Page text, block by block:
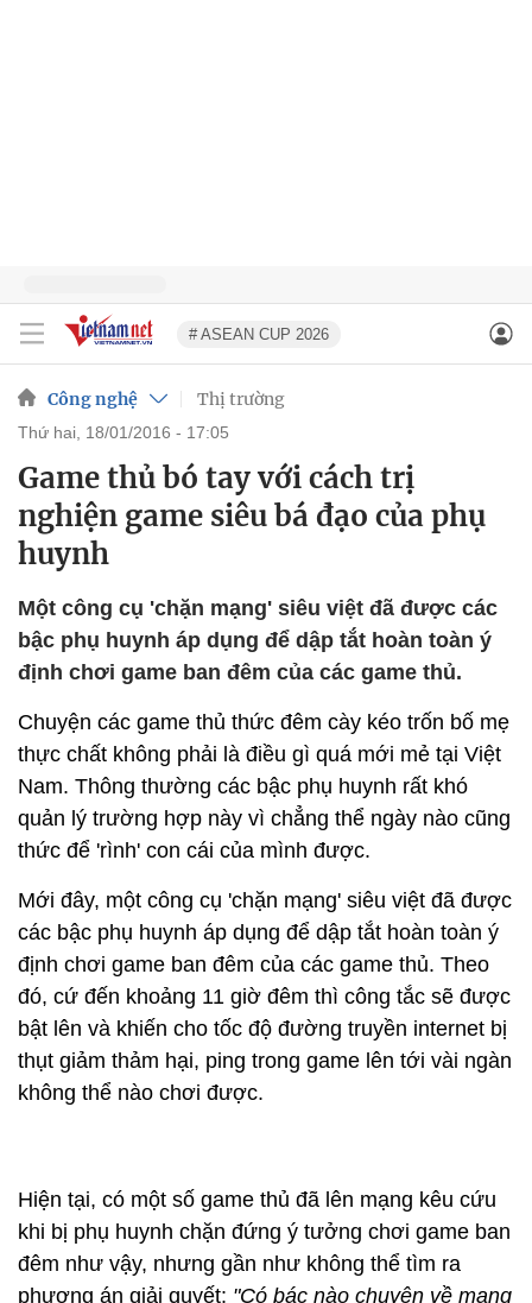
# ASEAN CUP 2026
Công nghệ Thị trường
thứ hai, 18/01/2016 - 17:05
Game thủ bó tay với cách trị
nghiện game siêu bá đạo của phụ
huynh
Một công cụ 'chặn mạng' siêu việt đã được các
bậc phụ huynh áp dụng để dập tắt hoàn toàn ý
định chơi game ban đêm của các game thủ.
Chuyện các game thủ thức đêm cày kéo trốn bố mẹ
thực chất không phải là điều gì quá mới mẻ tại Việt
Nam. Thông thường các bậc phụ huynh rất khó
quản lý trường hợp này vì chẳng thể ngày nào cũng
thức để 'rình' con cái của mình được.
Mới đây, một công cụ 'chặn mạng' siêu việt đã được
các bậc phụ huynh áp dụng để dập tắt hoàn toàn ý
định chơi game ban đêm của các game thủ. Theo
đó, cứ đến khoảng 11 giờ đêm thì công tắc sẽ được
bật lên và khiến cho tốc độ đường truyền internet bị
thụt giảm thảm hại, ping trong game lên tới vài ngàn
không thể nào chơi được.
Hiện tại, có một số game thủ đã lên mạng kêu cứu
khi bị phụ huynh chặn đứng ý tưởng chơi game ban
đêm như vậy, nhưng gần như không thể tìm ra
phương án giải quyết: "Có bác nào chuyên về mạng